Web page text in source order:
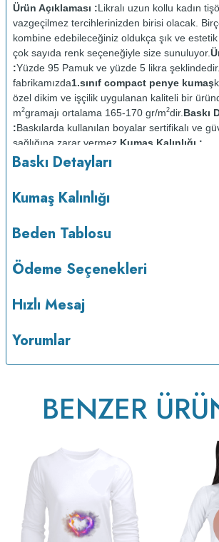
Ürün Açıklaması :Likralı uzun kollu kadın
vazgeçilmez tercihlerinizden birisi olacak.
kombine edebileceğiniz oldukça şık ve
çok sayıda renk seçeneğiyle size sunuluyor.
:Yüzde 95 Pamuk ve yüzde 5 likra
fabrikamızda1.sınıf compact penye kumaş
özel dikim ve işçilik uygulanan kaliteli bir
m2gramajı ortalama 165-170 gr/m2dir. Baskı
:Baskılarda kullanılan boyalar sertifikalı ve
sağlığına zarar vermez. Kumaş Kalınlığı :
yapılmaz.
Kurutma makinesinde kurutulmaz.
ütülenir.
Baskı Detayları
Kumaş Kalınlığı
Beden Tablosu
Ödeme Seçenekleri
Hızlı Mesaj
Yorumlar
BENZER